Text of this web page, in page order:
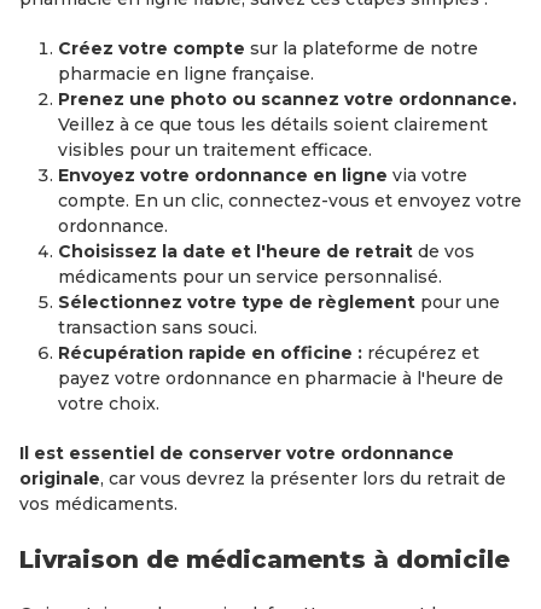
Créez votre compte sur la plateforme de notre
pharmacie en ligne française.
Prenez une photo ou scannez votre ordonnance.
Veillez à ce que tous les détails soient clairement
visibles pour un traitement efficace.
Envoyez votre ordonnance en ligne via votre
compte. En un clic, connectez-vous et envoyez votre
ordonnance.
Choisissez la date et l'heure de retrait de vos
médicaments pour un service personnalisé.
Sélectionnez votre type de règlement pour une
transaction sans souci.
Récupération rapide en officine : récupérez et
payez votre ordonnance en pharmacie à l'heure de
votre choix.
Il est essentiel de conserver votre ordonnance
originale, car vous devrez la présenter lors du retrait de
vos médicaments.
Livraison de médicaments à domicile